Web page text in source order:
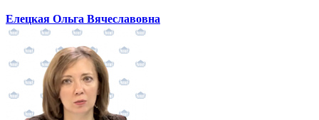
Елецкая Ольга Вячеславовна